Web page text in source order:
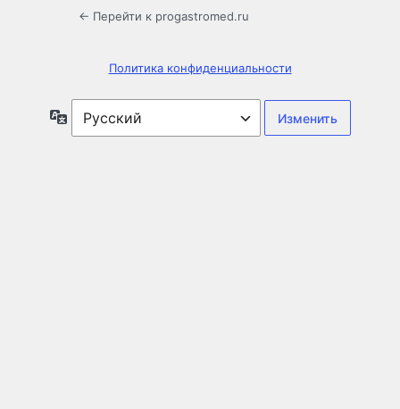
← Перейти к progastromed.ru
Политика конфиденциальности
Язык